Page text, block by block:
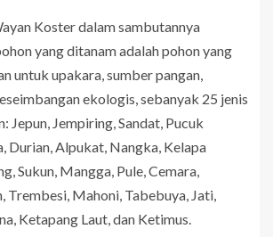
Koster dalam sambutannya
yang ditanam adalah pohon yang
untuk upakara, sumber pangan,
ekologis, sebanyak 25 jenis
Jepun, Jempiring, Sandat, Pucuk
Durian, Alpukat, Nangka, Kelapa
Sukun, Mangga, Pule, Cemara,
Trembesi, Mahoni, Tabebuya, Jati,
Ketapang Laut, dan Ketimus.